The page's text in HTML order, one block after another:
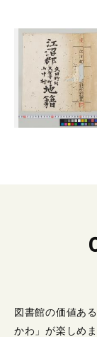
図書館の価値あ
かわ」が楽しめま